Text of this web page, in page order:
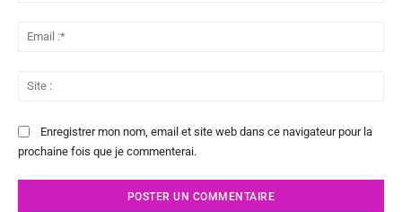
Enregistrer mon nom, email et site web dans ce navigateur pour la
prochaine fois que je commenterai.